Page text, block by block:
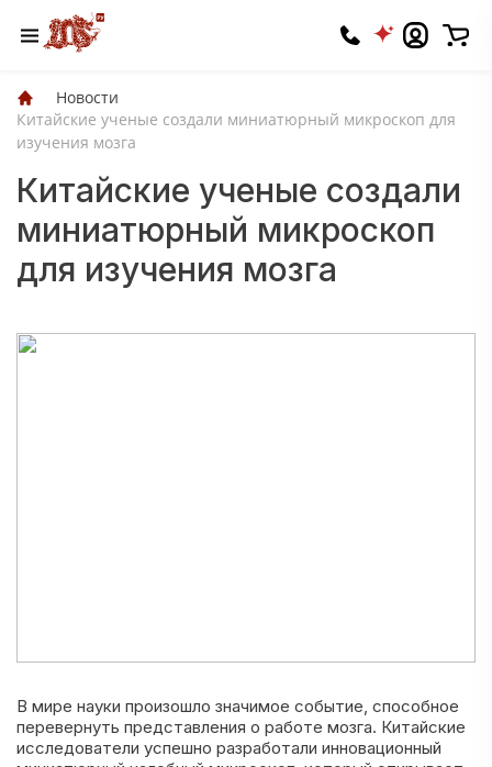
Новости
Китайские ученые создали миниатюрный микроскоп для
изучения мозга
Китайские ученые создали
миниатюрный микроскоп
для изучения мозга
В мире науки произошло значимое событие, способное
перевернуть представления о работе мозга. Китайские
исследователи успешно разработали инновационный